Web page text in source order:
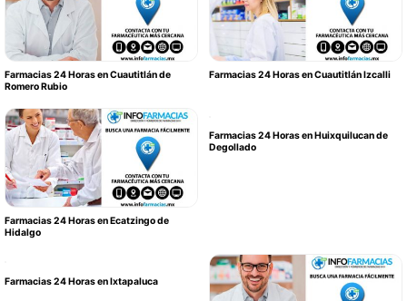
Farmacias 24 Horas en Cuautitlán de
Romero Rubio
Farmacias 24 Horas en Cuautitlán Izcalli
Farmacias 24 Horas en Ecatzingo de
Hidalgo
Farmacias 24 Horas en Huixquilucan de
Degollado
Farmacias 24 Horas en Ixtapaluca